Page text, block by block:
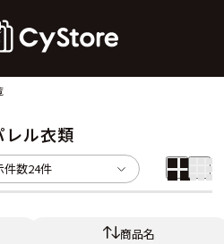
レル衣類
件数24件
商品名